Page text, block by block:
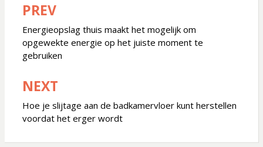
Bericht
navigatie
PREV
Energieopslag thuis maakt het mogelijk om
opgewekte energie op het juiste moment te
gebruiken
NEXT
Hoe je slijtage aan de badkamervloer kunt herstellen
voordat het erger wordt